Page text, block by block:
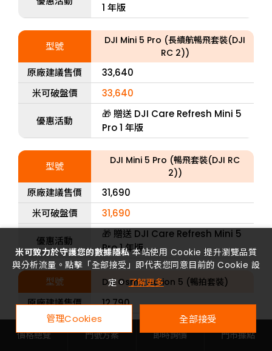
1 年版
型號
DJI Mini 5 Pro (長續航暢飛套裝(DJI
RC 2))
原廠建議售價
33,640
米可破盤價
33,640
優惠活動
🎁 贈送 DJI Care Refresh Mini 5
Pro 1 年版
型號
DJI Mini 5 Pro (暢飛套裝(DJI RC
2))
原廠建議售價
31,690
米可破盤價
31,690
優惠活動
🎁 贈送 DJI Care Refresh Mini 5
Pro 1 年版
型號 DJI Osmo Action 5 (暢拍套裝)
原廠建議售價
12,790
米可破盤價
價格總覽 門號方案 即時詢價 門市據點
米可致力於守護您的數據隱私本站使用 Cookie 提升瀏覽品質
與分析流量。點擊「全部接受」即代表您同意目前的 Cookie 設
定。了解更多
管理Cookies 全部接受